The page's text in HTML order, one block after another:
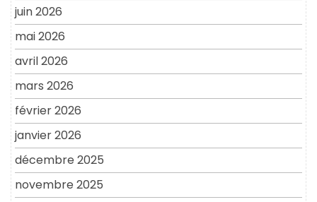
juin 2026
mai 2026
avril 2026
mars 2026
février 2026
janvier 2026
décembre 2025
novembre 2025